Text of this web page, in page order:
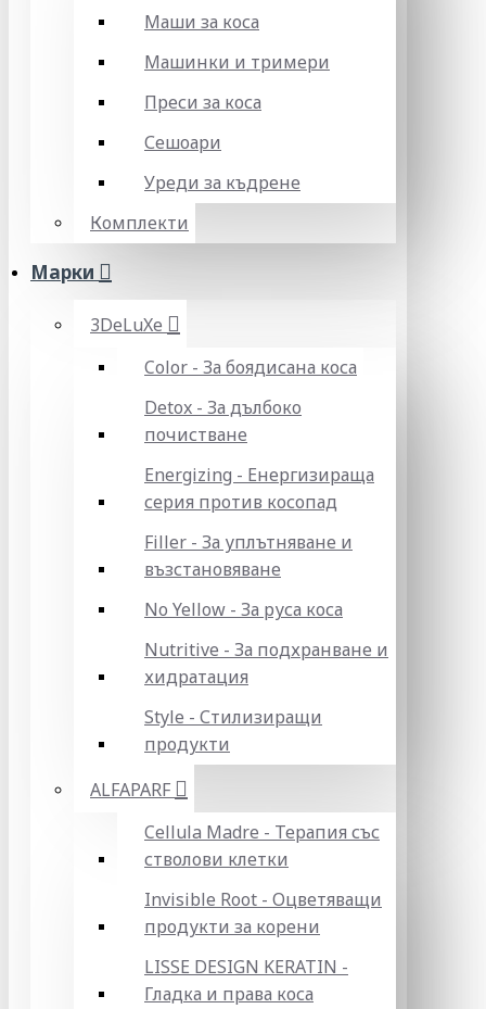
Маши за коса
Машинки и тримери
Преси за коса
Сешоари
Уреди за къдрене
Комплекти
Марки
3DeLuXe
Color - За боядисана коса
Detox - За дълбоко
почистване
Energizing - Енергизираща
серия против косопад
Filler - За уплътняване и
възстановяване
No Yellow - За руса коса
Nutritive - За подхранване и
хидратация
Style - Стилизиращи
продукти
ALFAPARF
Cellula Madre - Терапия със
стволови клетки
Invisible Root - Оцветяващи
продукти за корени
LISSE DESIGN KERATIN -
Гладка и права коса